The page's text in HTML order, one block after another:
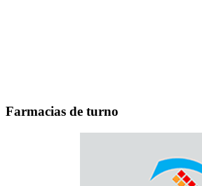
Farmacias de turno